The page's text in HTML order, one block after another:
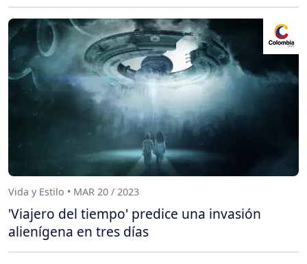
Vida y Estilo • MAR 20 / 2023
'Viajero del tiempo' predice una invasión
alienígena en tres días